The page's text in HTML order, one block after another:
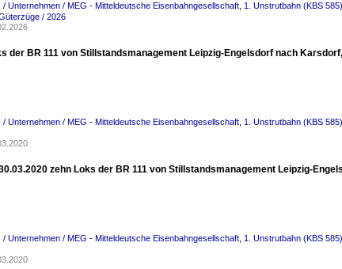
Unternehmen / MEG - Mitteldeutsche Eisenbahngesellschaft 1. Unstrutbahn (KBS
/ 2026
der BR 111 von Stillstandsmanagement Leipzig-Engelsdorf nach
Unternehmen / MEG - Mitteldeutsche Eisenbahngesellschaft 1. Unstrutbahn (KBS
zehn Loks der BR 111 von Stillstandsmanagement Leipzig-
Unternehmen / MEG - Mitteldeutsche Eisenbahngesellschaft 1. Unstrutbahn (KBS